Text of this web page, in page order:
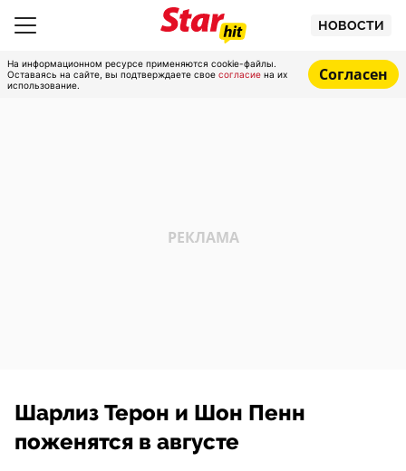
НОВОСТИ
На информационном ресурсе применяются cookie-файлы.
Оставаясь на сайте, вы подтверждаете свое согласие на их
использование.
Согласен
Шарлиз Терон и Шон Пенн
поженятся в августе